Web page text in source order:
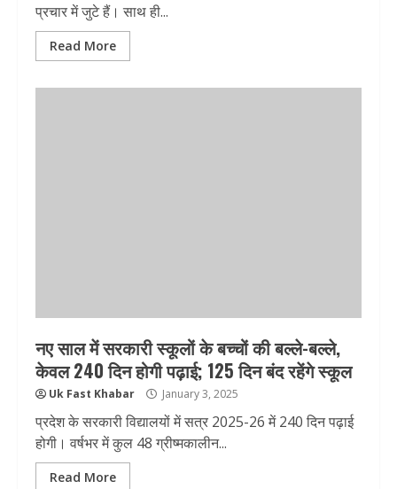
प्रचार में जुटे हैं। साथ ही...
Read More
नए साल में सरकारी स्‍कूलों के बच्‍चों की बल्‍ले-बल्‍ले,
केवल 240 दिन होगी पढ़ाई; 125 दिन बंद रहेंगे स्‍कूल
Uk Fast Khabar January 3, 2025
प्रदेश के सरकारी विद्यालयों में सत्र 2025-26 में 240 दिन पढ़ाई
होगी। वर्षभर में कुल 48 ग्रीष्मकालीन...
Read More